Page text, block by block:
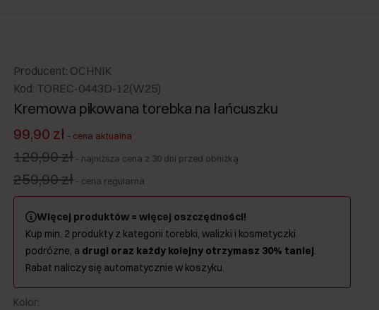
Producent: OCHNIK
Kod: TOREC-0443D-12(W25)
Kremowa pikowana torebka na łańcuszku
99,90 zł - cena aktualna
129,90 zł - najniższa cena z 30 dni przed obniżką
259,90 zł - cena regularna
Więcej produktów = więcej oszczędności!
Kup min. 2 produkty z kategorii torebki, walizki i kosmetyczki
podróżne, a drugi oraz każdy kolejny otrzymasz 30% taniej.
Rabat naliczy się automatycznie w koszyku.
Kolor: